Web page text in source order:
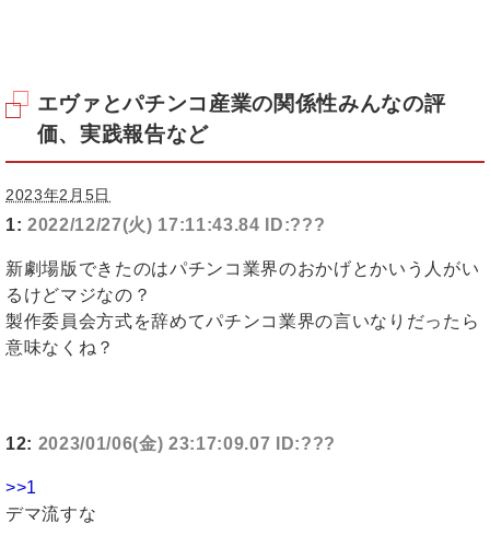
エヴァとパチンコ産業の関係性みんなの評
価、実践報告など
2023年2月5日
1: 2022/12/27(火) 17:11:43.84 ID:???
新劇場版できたのはパチンコ業界のおかげとかいう人がい
るけどマジなの？
製作委員会方式を辞めてパチンコ業界の言いなりだったら
意味なくね？
12: 2023/01/06(金) 23:17:09.07 ID:???
>>1
デマ流すな